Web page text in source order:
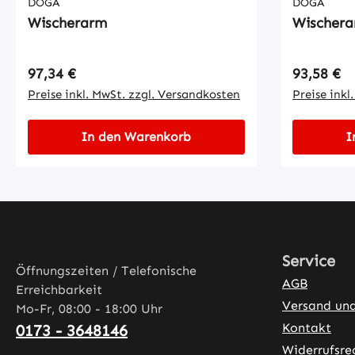
DOGA
Wischerarm
Regulärer Preis:
97,34 €
Preise inkl. MwSt. zzgl. Versandkosten
In den Warenkorb
DOGA
Regulärer
93,58 €
Preise
Öffnungszeiten / Telefonische
Erreichbarkeit
Mo-Fr, 08:00 - 18:00 Uhr
0173 - 3648146
Service
AGB
Versand
Kontakt